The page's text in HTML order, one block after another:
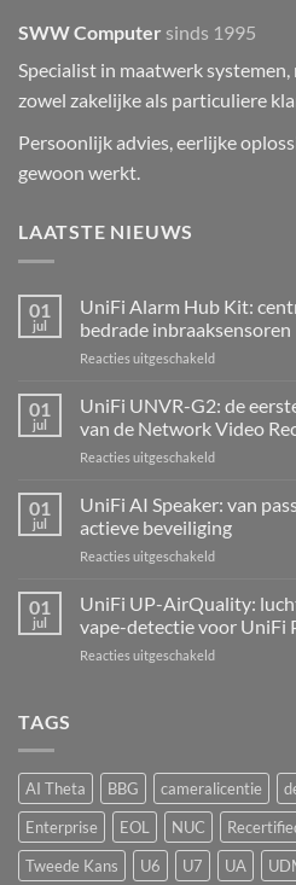
SWW Computer sinds 1995
Specialist in maatwerk
zowel zakelijke als particuliere
Persoonlijk advies, eerlijke
gewoon werkt.
LAATSTE NIEUWS
01
jul
UniFi Alarm Hub Kit:
bedrade inbraaksensoren
Reacties uitgeschakeldvoor
Alarm
Hub
Kit:
centrale
voor
01
jul
UniFi UNVR-G2: de
van de Network Video
Reacties uitgeschakeldvoor
G2:
de
eerste
hardware-
refresh
de
01
jul
UniFi AI Speaker: van
actieve beveiliging
Reacties uitgeschakeldvoor
Speaker:
van
passief
01
jul
UniFi UP-AirQuality:
vape-detectie voor UniFi
Reacties uitgeschakeldvoor
vape-
detectie
voor
UniFi
Protect
TAGS
AI Theta BBG cameralicentie
Enterprise
EOL NUC
Tweede Kans
U6 U7 UA